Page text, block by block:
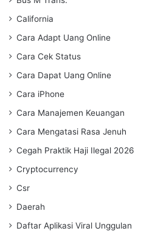
California
Cara Adapt Uang Online
Cara Cek Status
Cara Dapat Uang Online
Cara iPhone
Cara Manajemen Keuangan
Cara Mengatasi Rasa Jenuh
Cegah Praktik Haji Ilegal 2026
Cryptocurrency
Csr
Daerah
Daftar Aplikasi Viral Unggulan